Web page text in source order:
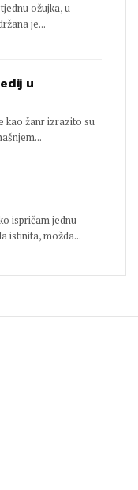
ožujka, u
je...
u
kao žanr izrazito su
ispričam jednu
istinita, možda...